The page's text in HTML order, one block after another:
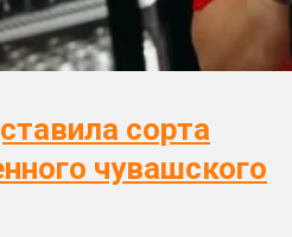
сорта
чувашского